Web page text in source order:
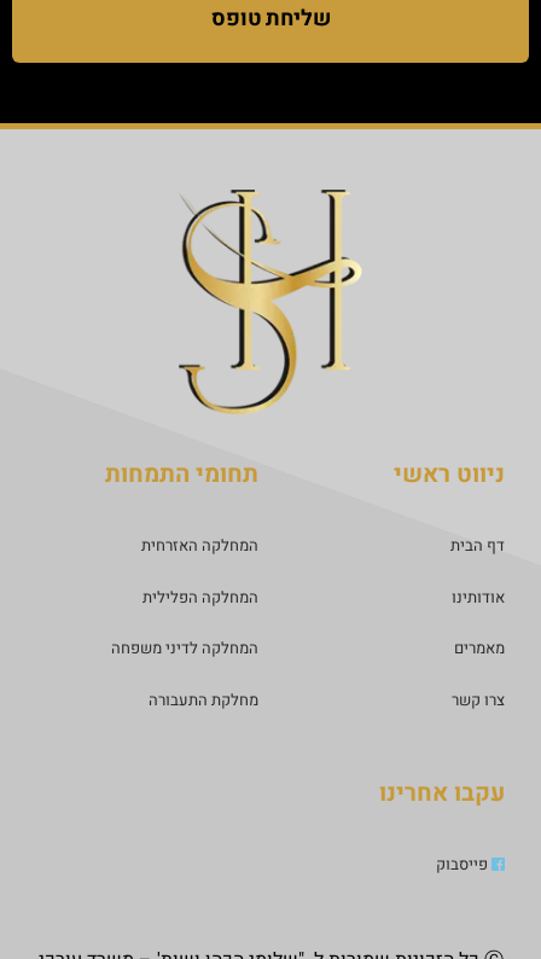
שליחת טופס
ניווט ראשי
דף הבית
אודותינו
מאמרים
צרו קשר
תחומי התמחות
המחלקה האזרחית
המחלקה הפלילית
המחלקה לדיני משפחה
מחלקת התעבורה
עקבו אחרינו
פייסבוק